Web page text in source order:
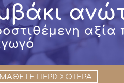
αξία
ΜΑΘΕΤΕ ΠΕΡΙΣΣΟΤΕΡΑ